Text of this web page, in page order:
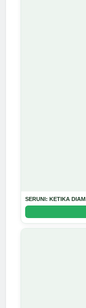
SERUNI: KETIKA